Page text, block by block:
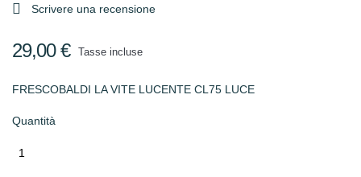
 Scrivere una recensione
29,00 € Tasse incluse
FRESCOBALDI LA VITE LUCENTE CL75 LUCE
Quantità